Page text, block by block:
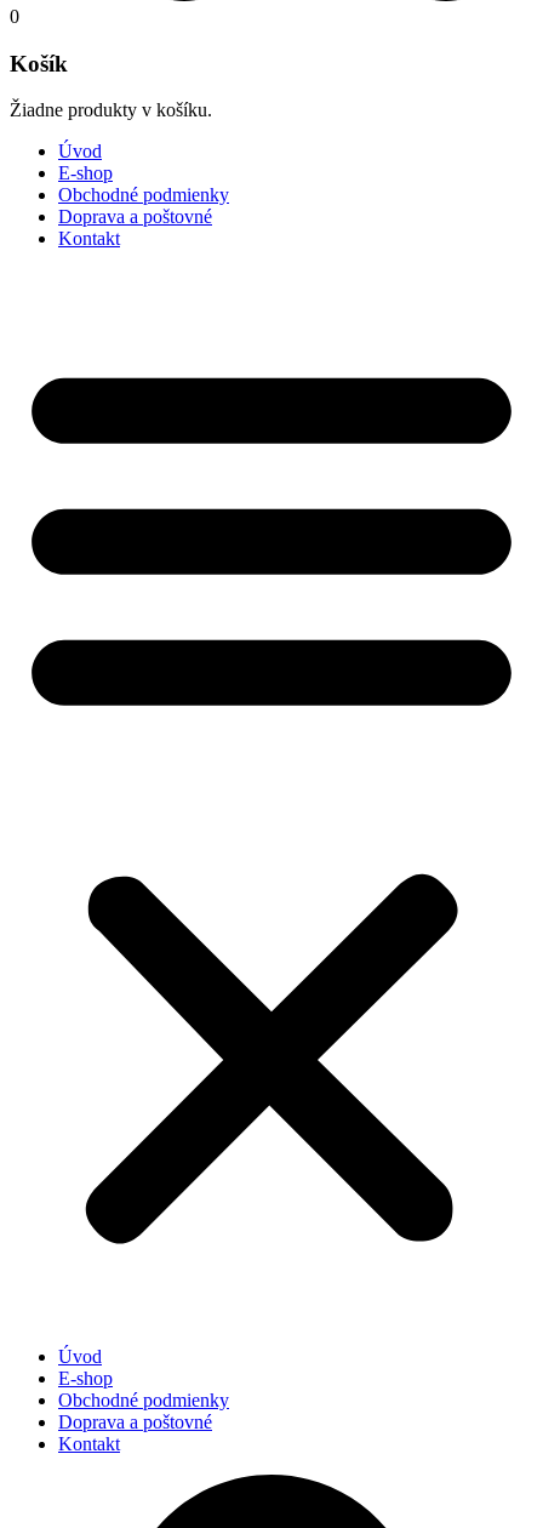
0
Košík
Žiadne produkty v košíku.
Úvod
E-shop
Obchodné podmienky
Doprava a poštovné
Kontakt
Úvod
E-shop
Obchodné podmienky
Doprava a poštovné
Kontakt